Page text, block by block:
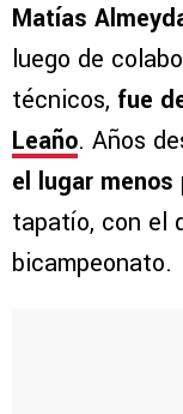
Matías
luego de
técnicos, fue
Leaño. Años
el lugar
tapatío, con el
bicampeonato.